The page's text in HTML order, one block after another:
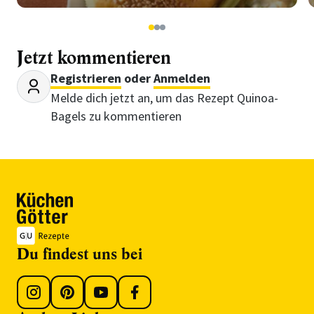
123
Jetzt kommentieren
Registrieren oderAnmelden
Melde dich jetzt an, um das Rezept Quinoa-
Bagels zu kommentieren
Du findest uns bei